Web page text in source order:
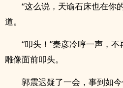
“这么说，天谕石床也在你
道。
“叩头！”秦彦冷哼一声，
雕像面前叩头。
郭震迟疑了一会，事到如